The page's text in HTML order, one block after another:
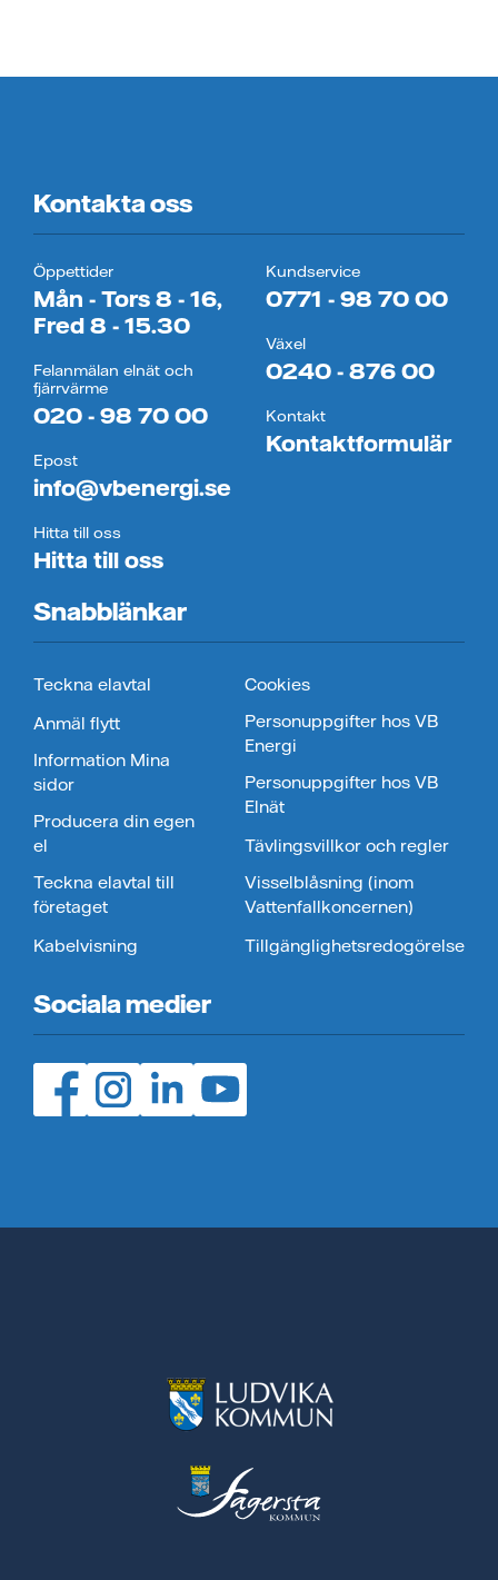
Kontakta oss
Öppettider
Mån - Tors 8 - 16,
Fred 8 - 15.30
Felanmälan elnät och
fjärrvärme
020 - 98 70 00
Epost
info@vbenergi.se
Hitta till oss
Hitta till oss
Kundservice
0771 - 98 70 00
Växel
0240 - 876 00
Kontakt
Kontaktformulär
Snabblänkar
Teckna elavtal
Anmäl flytt
Information Mina
sidor
Producera din egen
el
Teckna elavtal till
företaget
Kabelvisning
Cookies
Personuppgifter hos VB
Energi
Personuppgifter hos VB
Elnät
Tävlingsvillkor och regler
Visselblåsning (inom
Vattenfallkoncernen)
Tillgänglighetsredogörelse
Sociala medier
Facebook (öppnas i ny flik)
Instagram (öppnas i ny flik)
LinedIn (öppnas i ny flik)